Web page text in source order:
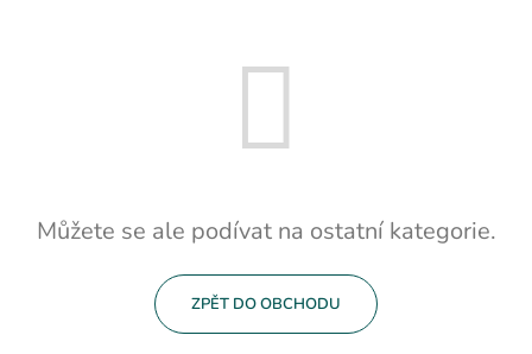
Můžete se ale podívat na ostatní kategorie.
ZPĚT DO OBCHODU